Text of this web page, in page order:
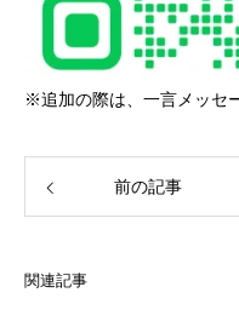
※追加の際は、一言メッセ
前の記事
関連記事